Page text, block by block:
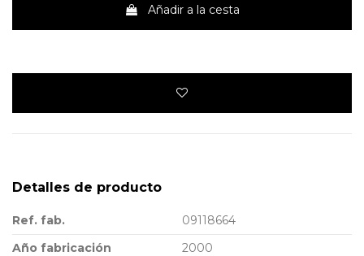
Añadir a la cesta
Detalles de producto
Ref. fab.
09118664
Año fabricación
2000